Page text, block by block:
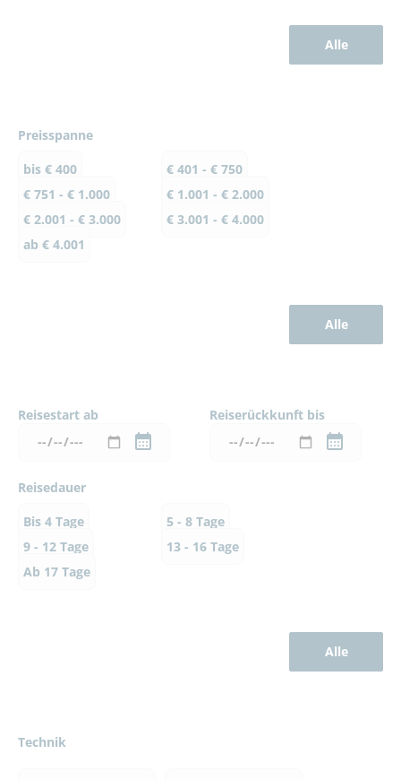
Alle
Preisspanne
bis € 400
€ 401 - € 750
€ 751 - € 1.000
€ 1.001 - € 2.000
€ 2.001 - € 3.000
€ 3.001 - € 4.000
ab € 4.001
Alle
Reisestart ab Reiserückkunft bis
Reisedauer
Bis 4 Tage
5 - 8 Tage
9 - 12 Tage
13 - 16 Tage
Ab 17 Tage
Alle
Technik